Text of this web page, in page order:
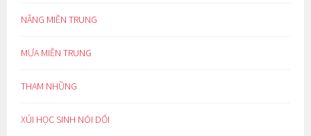
NẮNG MIỀN TRUNG
MƯA MIỀN TRUNG
THAM NHŨNG
XÚI HỌC SINH NÓI DỐI